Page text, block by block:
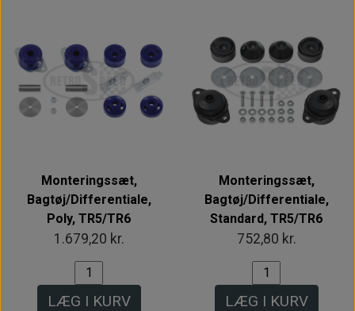
Monteringssæt,
Bagtøj/Differentiale,
Poly, TR5/TR6
1.679,20 kr.
LÆG I KURV
Monteringssæt,
Bagtøj/Differentiale,
Standard, TR5/TR6
752,80 kr.
LÆG I KURV